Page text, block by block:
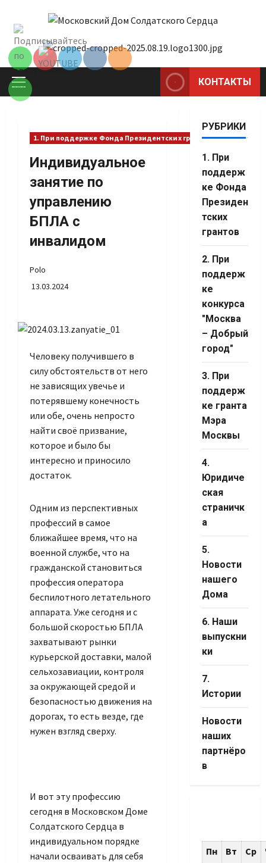
содержимому
Основное
меню
КОНТАКТЫ
1. При поддержке Фонда Президентских грантов
Индивидуальное
занятие по
управлению
БПЛА с
инвалидом
Polo
13.03.2024
Человеку получившего в
силу обстоятельств от него
не зависящих увечье и
потерявшему конечность
или обе, очень непросто
найти своё призвание,
которое и было бы
интересно и приносило
достаток.
Одним из перспективных
профессий в самое
ближайшее время, что на
военной службе, что на
гражданской становиться
профессия оператора
беспилотного летательного
аппарата. Уже сегодня и с
большой скоростью БПЛА
захватывают рынки
курьерской доставки, малой
сельхозавиации, контроля
за окружающей средой и
безопасностью движения на
дорогах, то есть везде, где
нужен взгляд сверху.
И вот эту профессию
сегодня в Московском Доме
Солдатского Сердца в
индивидуальном порядке
начали осваивать для себя
РУБРИКИ
1. При
поддерж
ке Фонда
Президен
тских
грантов
2. При
поддерж
ке
конкурса
"Москва
– Добрый
город"
3. При
поддерж
ке гранта
Мэра
Москвы
4.
Юридиче
ская
страничк
а
5.
Новости
нашего
Дома
6. Наши
выпускни
ки
7.
Истории
Новости
наших
партнёро
в
Пн Вт Ср
Set Youtube
Channel ID